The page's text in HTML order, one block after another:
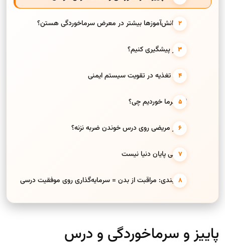
چرا دانش‌آموزها بیشتر در معرض سرماخوردگی هستن؟
چطور پیشگیری کنیم؟
نقش تغذیه در تقویت سیستم ایمنی
اگر سرما خوردیم چی؟
چطور مریضی روی درس خوندن ضربه نزنه؟
مریضی پایان دنیا نیست
جمع‌بندی: مراقبت از بدن = سرمایه‌گذاری روی موفقیت درسی
پاییز و سرماخوردگی و درس